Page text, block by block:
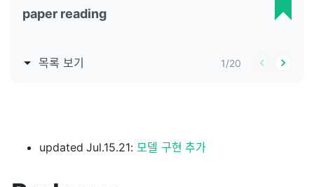
paper reading
목록 보기 1/20
updated Jul.15.21: 모델 구현 추가